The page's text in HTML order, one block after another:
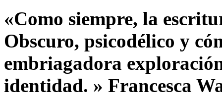
«Como siempre, la
Obscuro, psicodélico y
embriagadora
identidad. » Francesca